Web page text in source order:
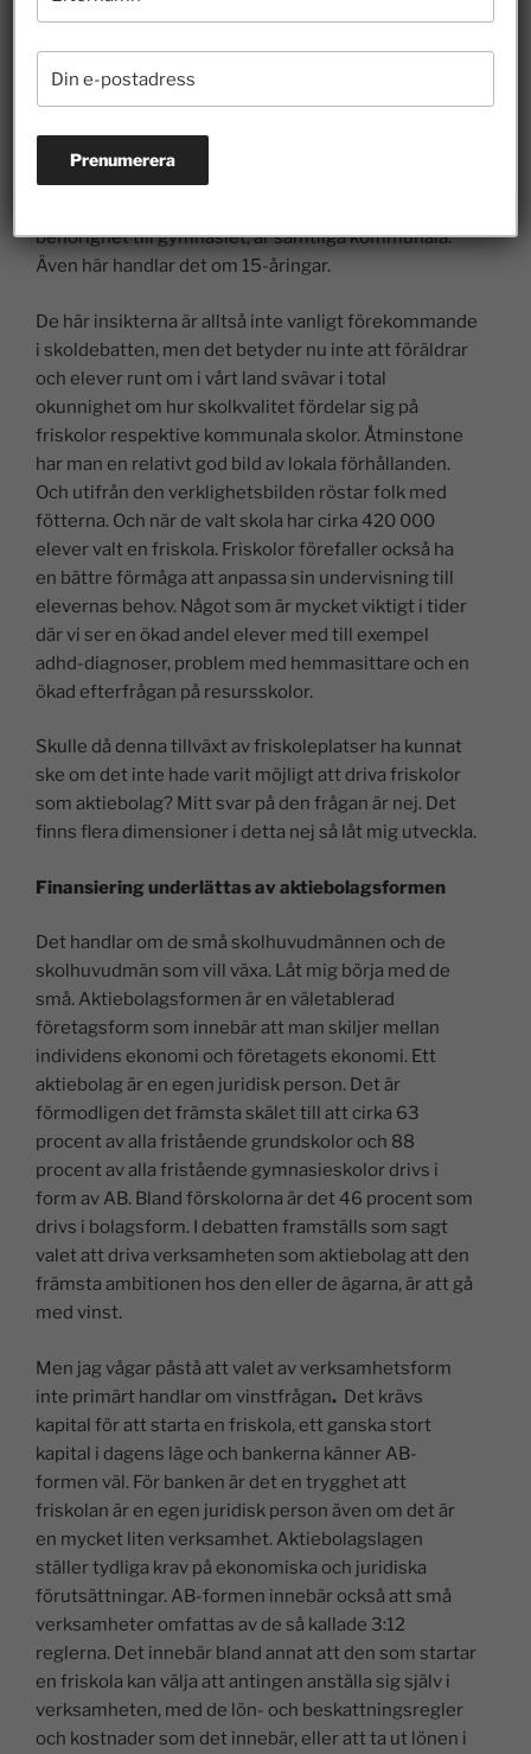
bakom svenska elevers resultat – IFN
på skillnaden – ett helt läsår för de som gått i en
friskola. Hur kan det komma sig att det inte finns en
också – även om det inte är en särskilt spridd insikt i
skoldebatten – att av närmare 100 grundskolor där
behörighet till gymnasiet, är samtliga kommunala.
Även här handlar det om 15-åringar.
De här insikterna är alltså inte vanligt förekommande
i skoldebatten, men det betyder nu inte att föräldrar
och elever runt om i vårt land svävar i total
okunnighet om hur skolkvalitet fördelar sig på
friskolor respektive kommunala skolor. Åtminstone
har man en relativt god bild av lokala förhållanden.
Och utifrån den verklighetsbilden röstar folk med
fötterna. Och när de valt skola har cirka 420 000
elever valt en friskola. Friskolor förefaller också ha
en bättre förmåga att anpassa sin undervisning till
elevernas behov. Något som är mycket viktigt i tider
där vi ser en ökad andel elever med till exempel
adhd-diagnoser, problem med hemmasittare och en
ökad efterfrågan på resursskolor.
Skulle då denna tillväxt av friskoleplatser ha kunnat
ske om det inte hade varit möjligt att driva friskolor
som aktiebolag? Mitt svar på den frågan är nej. Det
finns flera dimensioner i detta nej så låt mig utveckla.
Finansiering underlättas av aktiebolagsformen
Det handlar om de små skolhuvudmännen och de
skolhuvudmän som vill växa. Låt mig börja med de
små. Aktiebolagsformen är en väletablerad
företagsform som innebär att man skiljer mellan
individens ekonomi och företagets ekonomi. Ett
aktiebolag är en egen juridisk person. Det är
förmodligen det främsta skälet till att cirka 63
procent av alla fristående grundskolor och 88
procent av alla fristående gymnasieskolor drivs i
form av AB. Bland förskolorna är det 46 procent som
drivs i bolagsform. I debatten framställs som sagt
valet att driva verksamheten som aktiebolag att den
främsta ambitionen hos den eller de ägarna, är att gå
med vinst.
Men jag vågar påstå att valet av verksamhetsform
inte primärt handlar om vinstfrågan. Det krävs
kapital för att starta en friskola, ett ganska stort
kapital i dagens läge och bankerna känner AB-
formen väl. För banken är det en trygghet att
friskolan är en egen juridisk person även om det är
en mycket liten verksamhet. Aktiebolagslagen
ställer tydliga krav på ekonomiska och juridiska
förutsättningar. AB-formen innebär också att små
verksamheter omfattas av de så kallade 3:12
reglerna. Det innebär bland annat att den som startar
en friskola kan välja att antingen anställa sig själv i
verksamheten, med de lön- och beskattningsregler
och kostnader som det innebär, eller att ta ut lönen i